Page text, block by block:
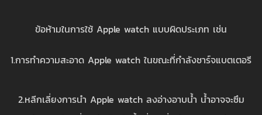
ข้อห้ามในการใช้ Apple watch แบบผิดประเภท เช่น
1.การทำความสะอาด Apple watch ในขณะที่กำลังชาร์จแบตเตอรี
2.หลีกเลี่ยงการนำ Apple watch ลงอ่างอาบน้ำ น้ำอาจจะซึม